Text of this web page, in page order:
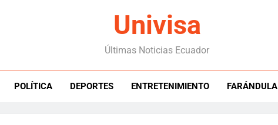
Univisa
Últimas Noticias Ecuador
POLÍTICA DEPORTES ENTRETENIMIENTO FARÁNDULA